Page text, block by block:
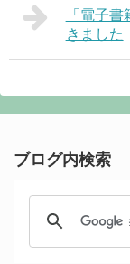
「電子
きました
ブログ内検索